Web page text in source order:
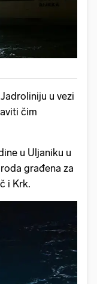
u vezi
čim
u Uljaniku u
građena za
i Krk.